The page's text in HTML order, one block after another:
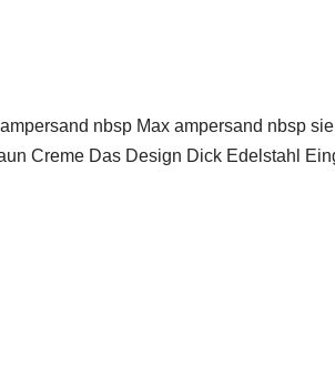
nbsp Max ampersand nbsp
Creme Das Design Dick Edelstahl